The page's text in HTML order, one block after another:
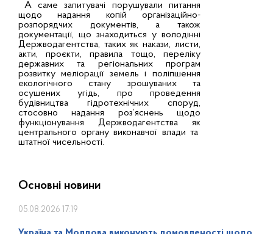
А саме запитувачі порушували питання
щодо надання копій організаційно-
розпорядчих документів, а також
документації, що знаходиться у володінні
Держводагентства, таких як накази, листи,
акти, проєкти, правила тощо, переліку
державних та регіональних програм
розвитку меліорації земель і поліпшення
екологічного стану зрошуваних та
осушених угідь, про проведення
будівництва гідротехнічних споруд,
стосовно надання роз’яснень щодо
функціонування Держводагентства як
центрального органу виконавчої влади та
штатної чисельності.
Основні новини
05.08.2026 17:19